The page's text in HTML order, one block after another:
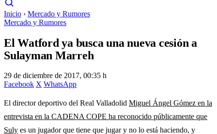
Inicio › Mercado y Rumores
Mercado y Rumores
El Watford ya busca una nueva cesión a
Sulayman Marreh
29 de diciembre de 2017, 00:35 h
Facebook X WhatsApp
El director deportivo del Real Valladolid Miguel Ángel Gómez en la
entrevista en la CADENA COPE ha reconocido públicamente que
Suly es un jugador que tiene que jugar y no lo está haciendo, y